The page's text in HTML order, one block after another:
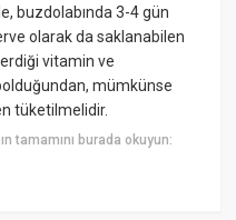
buzdolabında 3-4 gün
olarak da saklanabilen
vitamin ve
mümkünse
tüketilmelidir.
tamamını burada okuyun: